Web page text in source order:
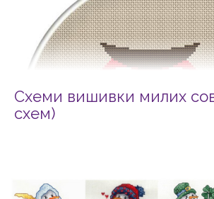
Схеми вишивки милих
схем)